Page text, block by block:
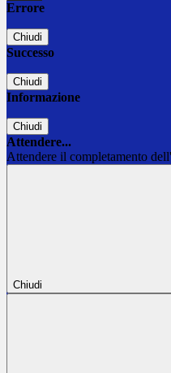
Errore
Chiudi
Successo
Chiudi
Informazione
Chiudi
Attendere...
Attendere il completamento
Chiudi